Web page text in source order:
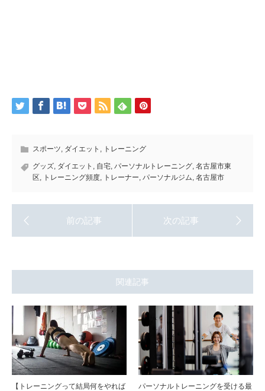
スポーツ, ダイエット , トレーニング
グッズ, ダイエット , 自宅, パーソナルトレーニング, 名古屋市東
区, トレーニング頻度, トレーナー, パーソナルジム, 名古屋市
関連記事
【トレーニングって結局何をやれば
パーソナルトレーニングを受ける最